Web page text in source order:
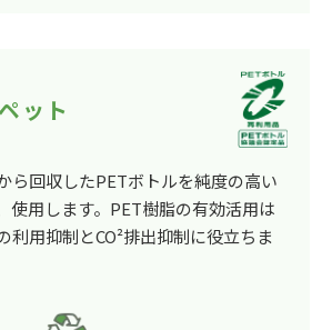
ット
ら回収したPETボトルを純度の高い
使用します。PET樹脂の有効活用は
利用抑制とCO²排出抑制に役立ちま